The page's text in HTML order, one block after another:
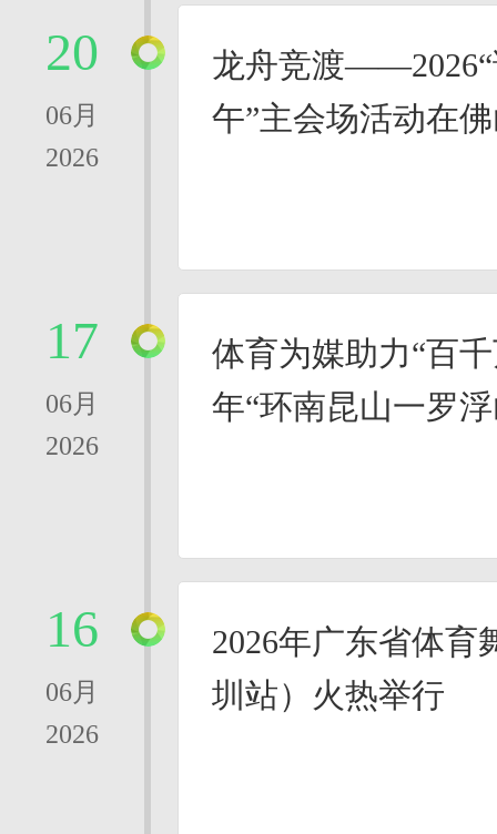
20
06月
2026
龙舟竞渡——2026“
午”主会场活动在
17
06月
2026
体育为媒助力“百
年“环南昆山一罗
16
06月
2026
2026年广东省体育
圳站）火热举行